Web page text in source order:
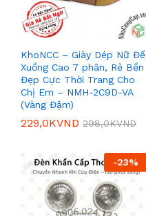
KhoNCC – Giày Dép Nữ Đế
Xuồng Cao 7 phân, Rẻ Bền
Đẹp Cực Thời Trang Cho
Chị Em – NMH-2C9D-VA
(Vàng Đậm)
229,0KVND 298,0KVND
-23%